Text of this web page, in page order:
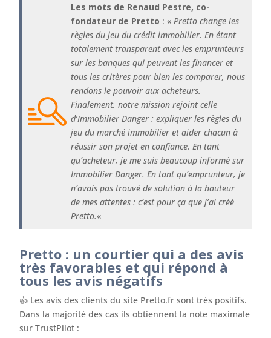
Les mots de Renaud Pestre, co-
fondateur de Pretto : « Pretto change les
règles du jeu du crédit immobilier. En étant
totalement transparent avec les emprunteurs
sur les banques qui peuvent les financer et
tous les critères pour bien les comparer, nous
rendons le pouvoir aux acheteurs.
Finalement, notre mission rejoint celle
d’Immobilier Danger : expliquer les règles du
jeu du marché immobilier et aider chacun à
réussir son projet en confiance. En tant
qu’acheteur, je me suis beaucoup informé sur
Immobilier Danger. En tant qu’emprunteur, je
n’avais pas trouvé de solution à la hauteur
de mes attentes : c’est pour ça que j’ai créé
Pretto.«
Pretto : un courtier qui a des avis
très favorables et qui répond à
tous les avis négatifs
👍 Les avis des clients du site Pretto.fr sont très positifs.
Dans la majorité des cas ils obtiennent la note maximale
sur TrustPilot :